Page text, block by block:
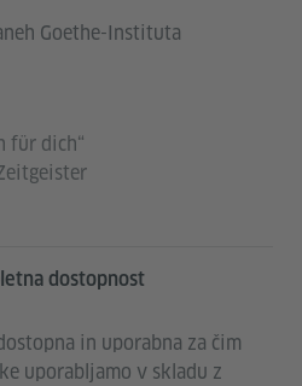
Goethe-Instituta
für dich“
dostopnost
in uporabna za čim
uporabljamo v skladu z